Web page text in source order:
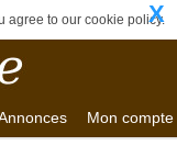
agree to our cookie policy.
X
Mon compte